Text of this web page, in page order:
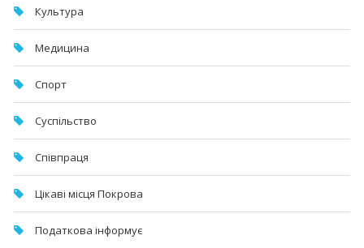
Культура
Медицина
Спорт
Суспільство
Співпраця
Цікаві місця Покрова
Податкова інформує